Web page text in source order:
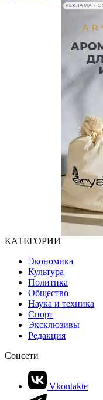
КАТЕГОРИИ
Экономика
Культура
Политика
Общество
Наука и техника
Спорт
Эксклюзивы
Редакция
Соцсети
Vkontakte